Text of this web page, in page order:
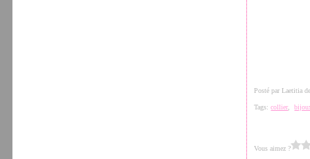
Posté par Laetitia
Tags:collier,
Vous aimez ?